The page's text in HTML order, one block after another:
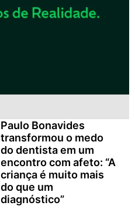
Paulo Bonavides
transformou o medo
do dentista em um
encontro com afeto: “A
criança é muito mais
do que um
diagnóstico”